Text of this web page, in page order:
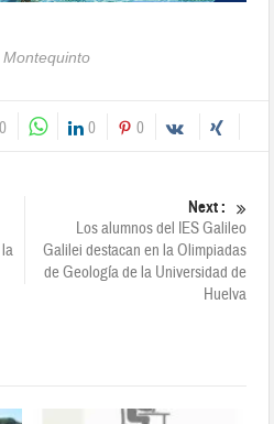
0 0 0
Next :
Los alumnos del IES Galileo
Galilei destacan en la Olimpiadas
de Geología de la Universidad de
Huelva